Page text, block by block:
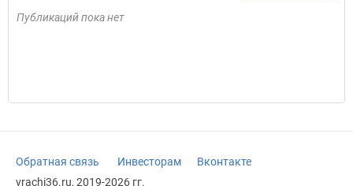
Публикаций пока нет
Обратная связь Инвесторам
Вконтакте
vrachi36.ru, 2019-2026 гг.